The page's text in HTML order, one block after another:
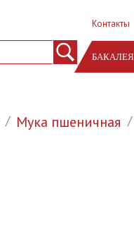
Контакты
БАКАЛЕЯ
Мука пшеничная